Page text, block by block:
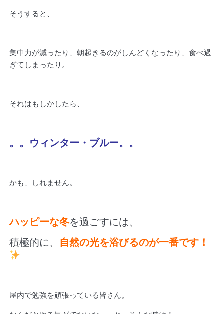
そうすると、
集中力が減ったり、朝起きるのがしんどくなったり、食べ過
ぎてしまったり。
それはもしかしたら、
。。ウィンター・ブルー。。
かも、しれません。
ハッピーな冬を過ごすには、
積極的に、 自然の光を浴びるのが一番です！
屋内で勉強を頑張っている皆さん。